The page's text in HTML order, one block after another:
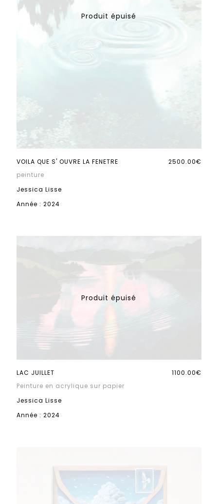
VOILA QUE S' OUVRE LA FENETRE
peinture
Jessica Lisse
Année : 2024
2500.00€
LAC JUILLET
Peinture en acrylique sur papier
Jessica Lisse
Année : 2024
1100.00€